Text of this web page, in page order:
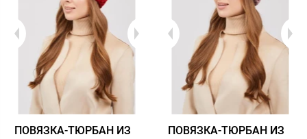
ПОВЯЗКА-ТЮРБАН ИЗ
ПОВЯЗКА-ТЮРБАН ИЗ